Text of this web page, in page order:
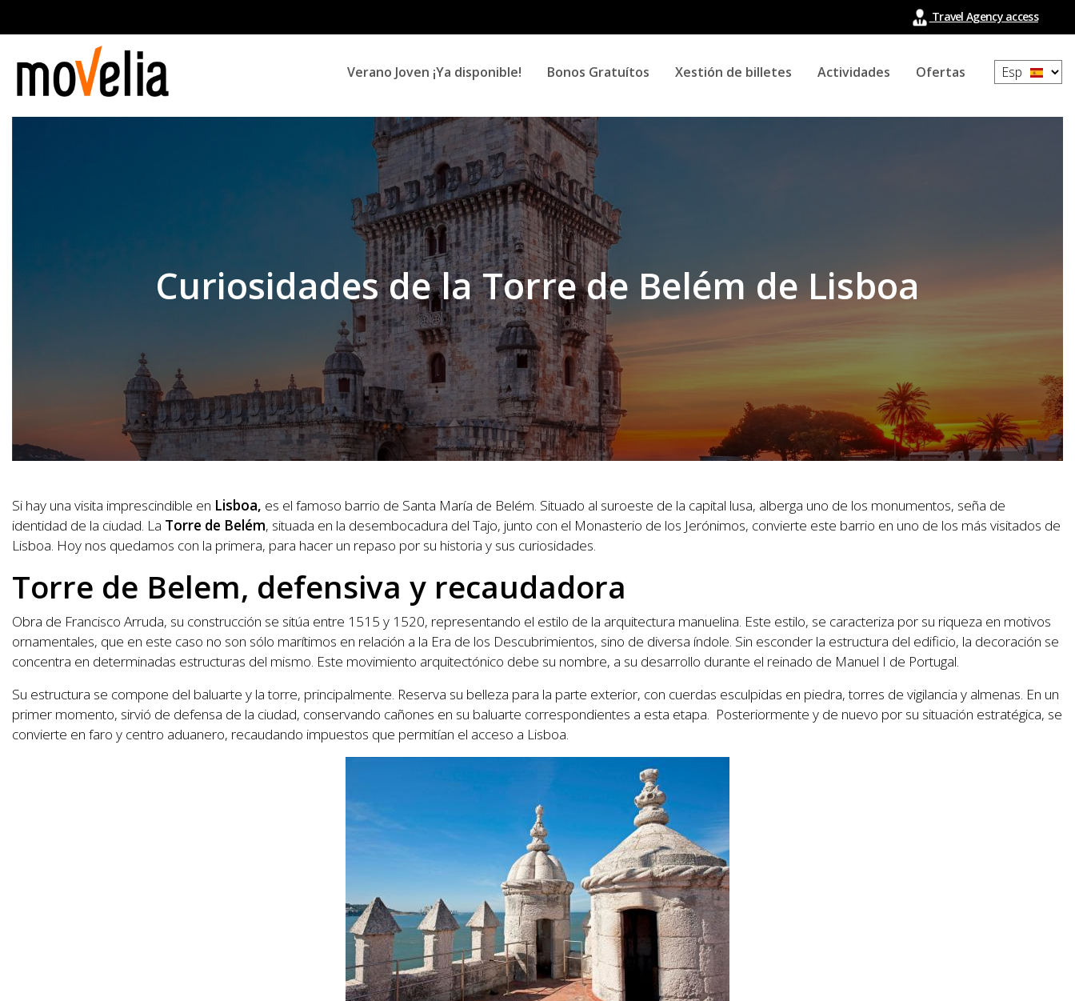
o
principal
Travel Agency access
Verano Joven ¡Ya disponible! Bonos Gratuítos Xestión de billetes Actividades Ofertas
your
Curiosidades de la Torre de Belém de Lisboa
Si hay una visita imprescindible en Lisboa, es el famoso barrio de Santa María de Belém. Situado al suroeste de la capital lusa, alberga uno de los monumentos, seña de
identidad de la ciudad. La Torre de Belém, situada en la desembocadura del Tajo, junto con el Monasterio de los Jerónimos, convierte este barrio en uno de los más visitados de
Lisboa. Hoy nos quedamos con la primera, para hacer un repaso por su historia y sus curiosidades.
Torre de Belem, defensiva y recaudadora
Obra de Francisco Arruda, su construcción se sitúa entre 1515 y 1520, representando el estilo de la arquitectura manuelina. Este estilo, se caracteriza por su riqueza en motivos
ornamentales, que en este caso no son sólo marítimos en relación a la Era de los Descubrimientos, sino de diversa índole. Sin esconder la estructura del edificio, la decoración se
concentra en determinadas estructuras del mismo. Este movimiento arquitectónico debe su nombre, a su desarrollo durante el reinado de Manuel I de Portugal.
Su estructura se compone del baluarte y la torre, principalmente. Reserva su belleza para la parte exterior, con cuerdas esculpidas en piedra, torres de vigilancia y almenas. En un
primer momento, sirvió de defensa de la ciudad, conservando cañones en su baluarte correspondientes a esta etapa. Posteriormente y de nuevo por su situación estratégica, se
convierte en faro y centro aduanero, recaudando impuestos que permitían el acceso a Lisboa.